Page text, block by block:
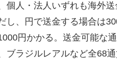
個人・法人いずれも海外
し、円で送金する場合は
円かかる。送金可能な
ブラジルレアルなど全68通